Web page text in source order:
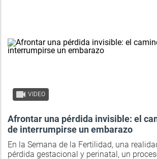
VIDEO
Afrontar una pérdida invisible: el
de interrumpirse un embarazo
En la Semana de la Fertilidad, una
pérdida gestacional y perinatal, un